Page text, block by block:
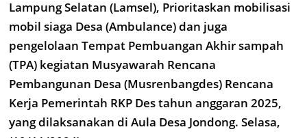
Lampung Selatan (Lamsel), Prioritaskan mobilisasi
mobil siaga Desa (Ambulance) dan juga
pengelolaan Tempat Pembuangan Akhir sampah
(TPA) kegiatan Musyawarah Rencana
Pembangunan Desa (Musrenbangdes) Rencana
Kerja Pemerintah RKP Des tahun anggaran 2025,
yang dilaksanakan di Aula Desa Jondong. Selasa,